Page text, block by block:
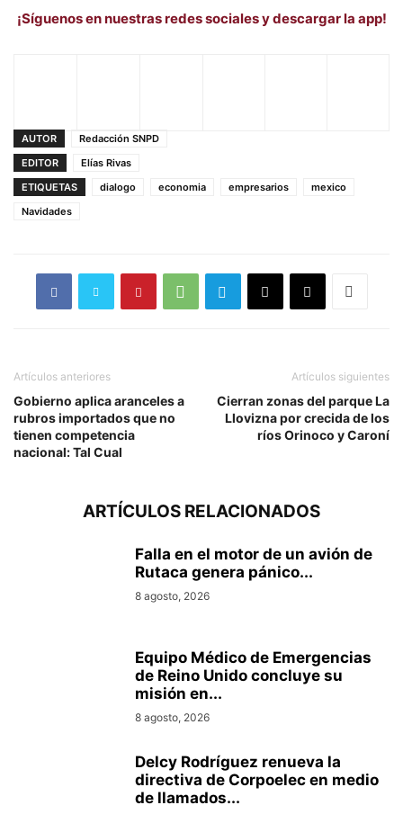
¡Síguenos en nuestras redes sociales y descargar la app!
AUTOR
Redacción SNPD
EDITOR
Elías Rivas
ETIQUETAS
dialogo economia empresarios
mexico
Navidades
Artículos anteriores
Gobierno aplica aranceles a
rubros importados que no
tienen competencia
nacional: Tal Cual
Artículos siguientes
Cierran zonas del parque La
Llovizna por crecida de los
ríos Orinoco y Caroní
ARTÍCULOS RELACIONADOS
Falla en el motor de un avión de
Rutaca genera pánico...
8 agosto, 2026
Equipo Médico de Emergencias
de Reino Unido concluye su
misión en...
8 agosto, 2026
Delcy Rodríguez renueva la
directiva de Corpoelec en medio
de llamados...